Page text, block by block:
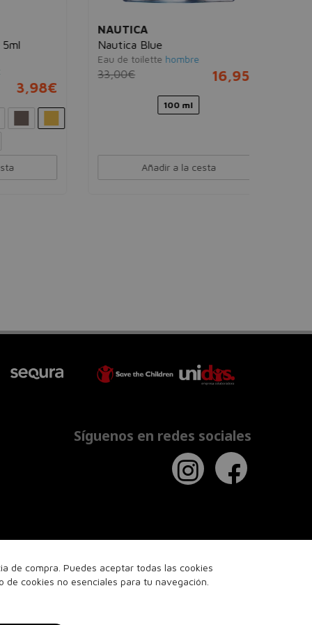
NAUTICA
Nautica Blue
Eau de toilette hombre
33,00€ 16,95€
Añadir a la cesta
de compra. Puedes aceptar todas las cookies
cookies no esenciales para tu navegación.
Síguenos en redes sociales